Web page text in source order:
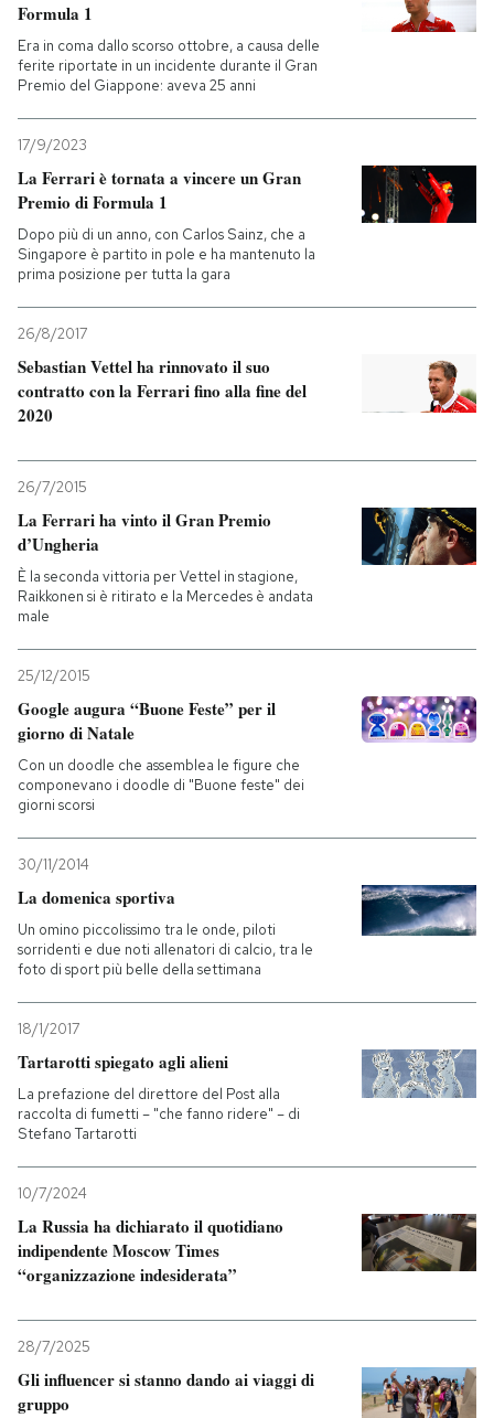
Formula 1
Era in coma dallo scorso ottobre, a causa delle
ferite riportate in un incidente durante il Gran
Premio del Giappone: aveva 25 anni
17/9/2023
La Ferrari è tornata a vincere un Gran
Premio di Formula 1
Dopo più di un anno, con Carlos Sainz, che a
Singapore è partito in pole e ha mantenuto la
prima posizione per tutta la gara
26/8/2017
Sebastian Vettel ha rinnovato il suo
contratto con la Ferrari fino alla fine del
2020
26/7/2015
La Ferrari ha vinto il Gran Premio
d’Ungheria
È la seconda vittoria per Vettel in stagione,
Raikkonen si è ritirato e la Mercedes è andata
male
25/12/2015
Google augura “Buone Feste” per il
giorno di Natale
Con un doodle che assemblea le figure che
componevano i doodle di "Buone feste" dei
giorni scorsi
30/11/2014
La domenica sportiva
Un omino piccolissimo tra le onde, piloti
sorridenti e due noti allenatori di calcio, tra le
foto di sport più belle della settimana
18/1/2017
Tartarotti spiegato agli alieni
La prefazione del direttore del Post alla
raccolta di fumetti – "che fanno ridere" – di
Stefano Tartarotti
10/7/2024
La Russia ha dichiarato il quotidiano
indipendente Moscow Times
“organizzazione indesiderata”
28/7/2025
Gli influencer si stanno dando ai viaggi di
gruppo